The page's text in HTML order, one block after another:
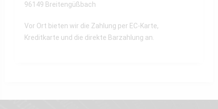
96149 Breitengüßbach
Vor Ort bieten wir die Zahlung per EC-Karte,
Kreditkarte und die direkte Barzahlung an.